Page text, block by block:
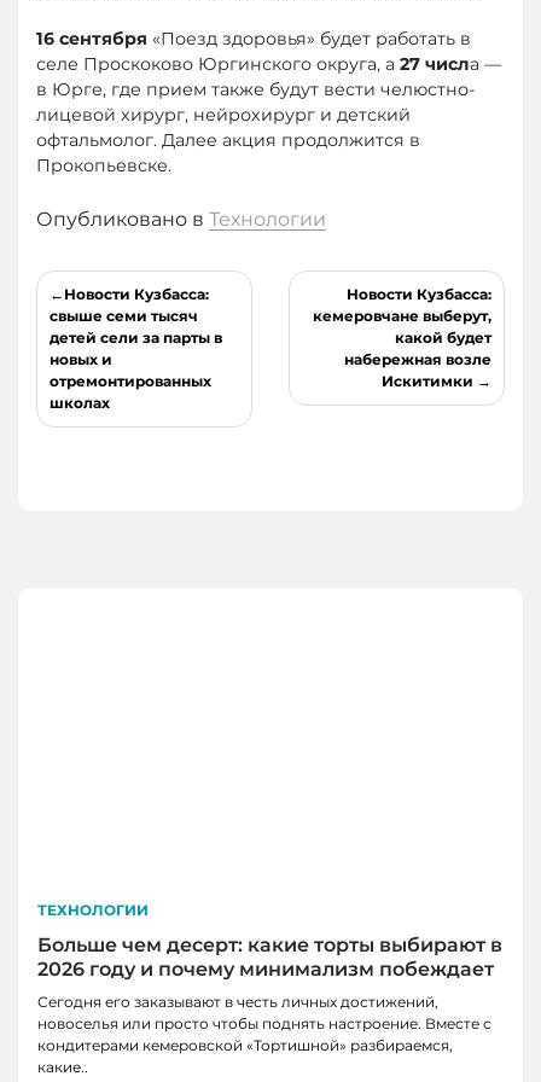
16 сентября «Поезд здоровья» будет работать в
селе Проскоково Юргинского округа, а 27 числа —
в Юрге, где прием также будут вести челюстно-
лицевой хирург, нейрохирург и детский
офтальмолог. Далее акция продолжится в
Прокопьевске.
Опубликовано в Технологии
Навигация
по
записям
Новости Кузбасса:
свыше семи тысяч
детей сели за парты в
новых и
отремонтированных
школах
Новости Кузбасса:
кемеровчане выберут,
какой будет
набережная возле
Искитимки
ТЕХНОЛОГИИ
Больше чем десерт: какие торты выбирают в
2026 году и почему минимализм побеждает
Сегодня его заказывают в честь личных достижений,
новоселья или просто чтобы поднять настроение. Вместе с
кондитерами кемеровской «Тортишной» разбираемся,
какие..